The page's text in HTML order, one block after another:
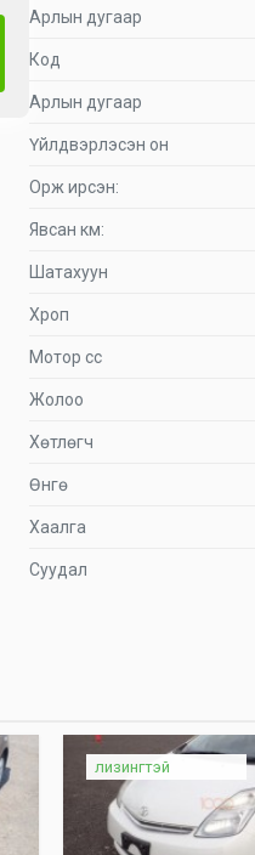
Арлын дугаар
Код
Арлын дугаар
Үйлдвэрлэсэн он
Орж ирсэн:
Явсан км:
Шатахуун
Хроп
Мотор сс
Жолоо
Хөтлөгч
Өнгө
Хаалга
Суудал
лизингтэй